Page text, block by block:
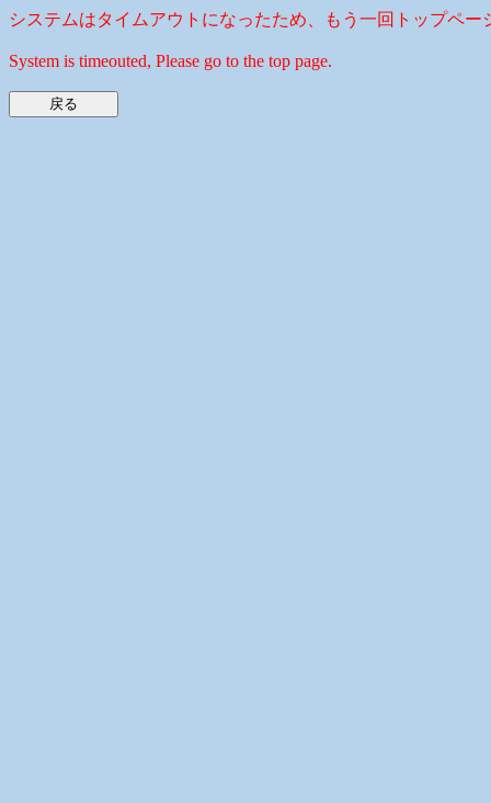
システムはタイムアウトになったため、もう一回トップペー
System is timeouted, Please go to the top page.